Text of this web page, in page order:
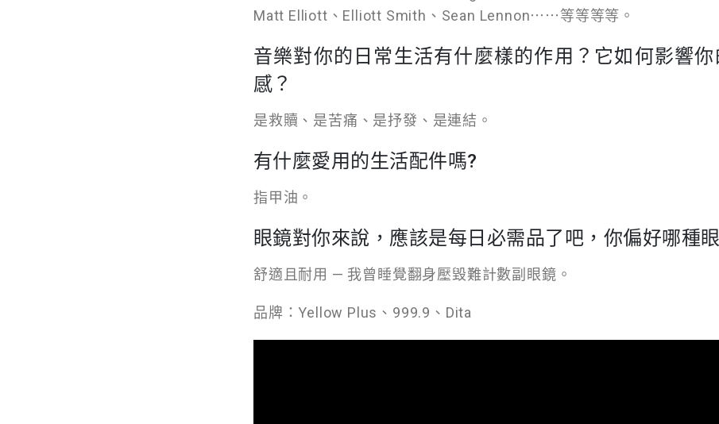
Matt Elliott、Elliott Smith、Sean Lennon⋯⋯等等等等。
音樂對你的日常生活有什麼樣的作用？它如何影響
感？
是救贖、是苦痛、是抒發、是連結。
有什麼愛用的生活配件嗎?
指甲油。
眼鏡對你來說，應該是每日必需品了吧，你偏好哪種
舒適且耐用 — 我曾睡覺翻身壓毀難計數副眼鏡。
品牌：Yellow Plus、999.9、Dita